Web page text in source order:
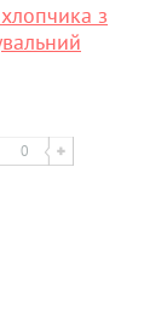
з
0